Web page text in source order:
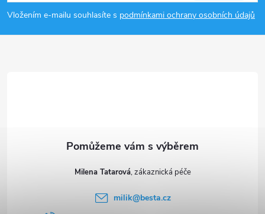
p
a
Vložením e-mailu souhlasíte s podmínkami ochrany osobních údajů
Milena Tatarová
milik@besta.cz